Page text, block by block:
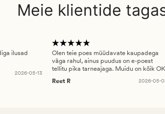
Meie klientide
ilusad
2026-05-13
Olen teie poes müüdavate kaupadega
väga rahul, ainus puudus on e-poest
tellitu pika tarneajaga. Muidu on kõik
Reet R
2026-05-